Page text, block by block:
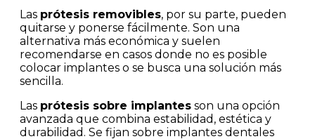
Las prótesis removibles, por su parte, pueden
quitarse y ponerse fácilmente. Son una
alternativa más económica y suelen
recomendarse en casos donde no es posible
colocar implantes o se busca una solución más
sencilla.
Las prótesis sobre implantes son una opción
avanzada que combina estabilidad, estética y
durabilidad. Se fijan sobre implantes dentales